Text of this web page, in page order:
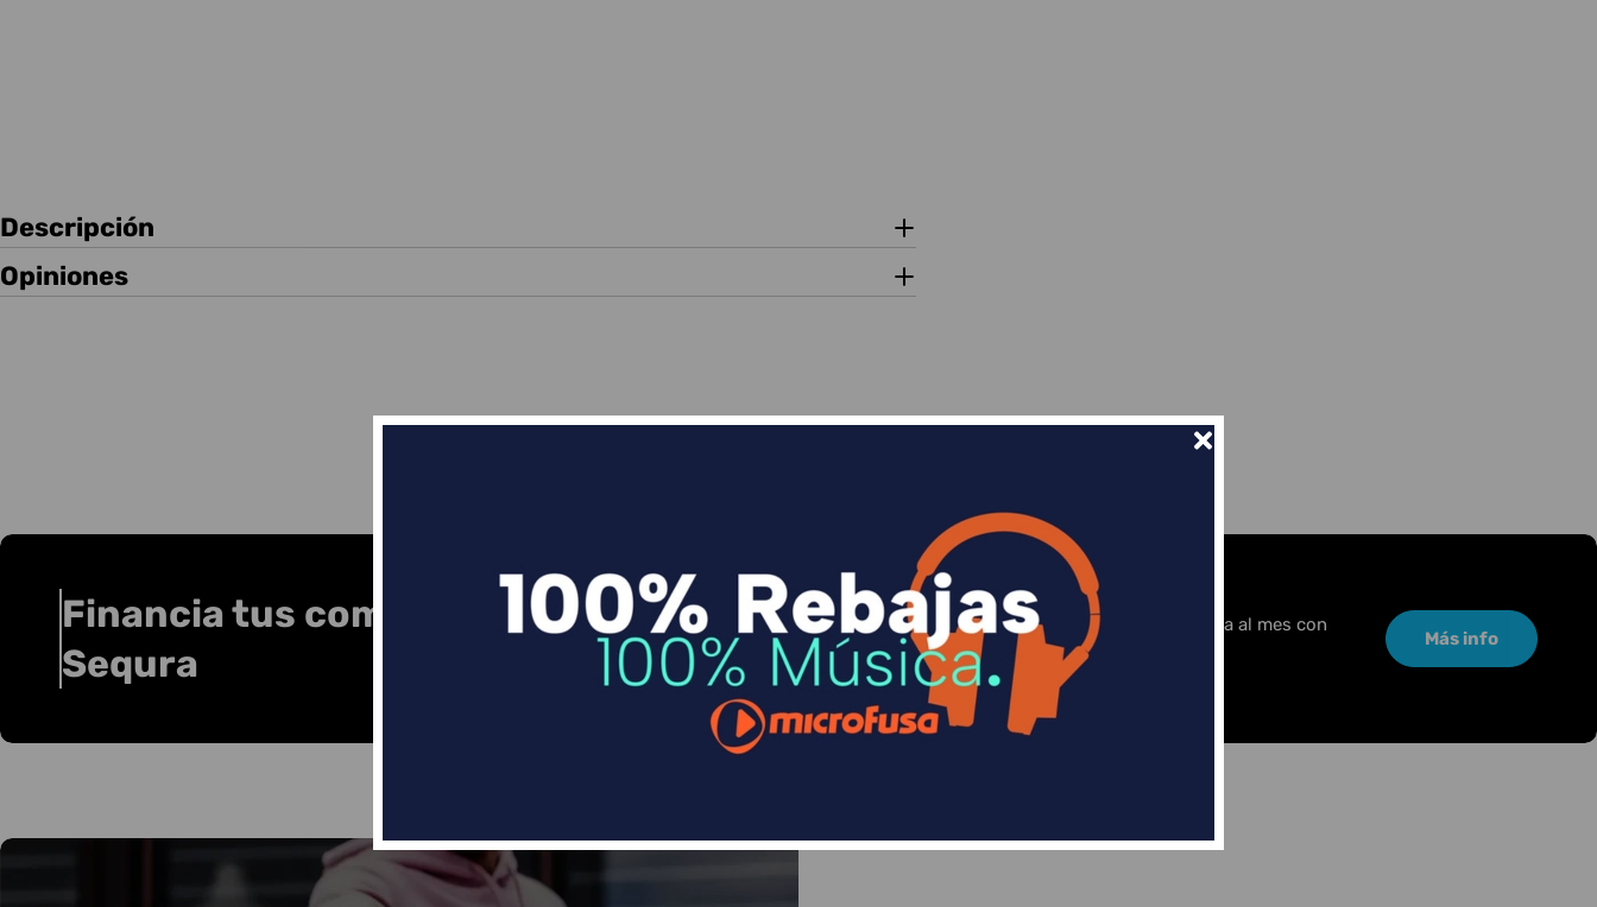
Descripción
Opiniones
Financia tus compras con
Sequra
Divide en 3 sin coste o hasta en 18 meses por una pequeña cuota al mes con
Sequra
Más info